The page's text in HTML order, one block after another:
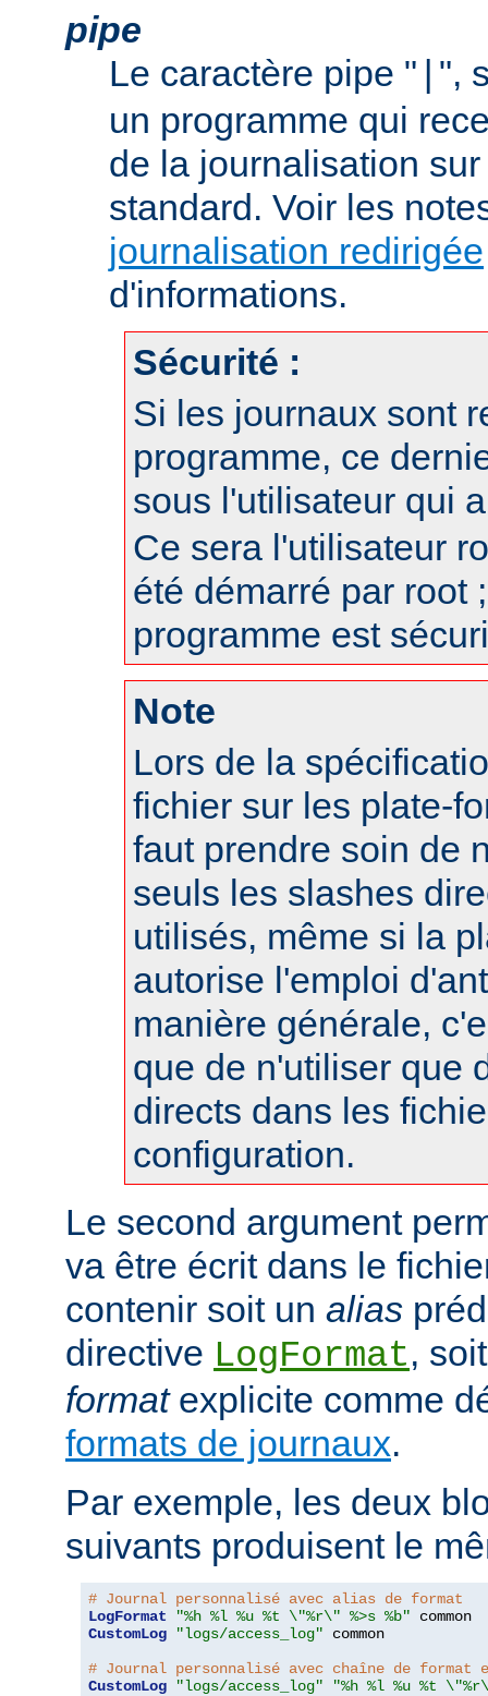
pipe
Le caractère pipe " ",
un programme qui
de la journalisation
standard. Voir les
journalisation redirigée
d'informations.
Sécurité :
Si les journaux sont
programme, ce
sous l'utilisateur qui
Ce sera l'utilisateur
été démarré par root
programme est
Note
Lors de la
fichier sur les plate-
faut prendre soin de
seuls les slashes
utilisés, même si la
autorise l'emploi
manière générale,
que de n'utiliser que
directs dans les
configuration.
Le second argument
va être écrit dans le
contenir soit un alias
directive LogFormat,
formatexplicite comme
formats de journaux.
Par exemple, les deux
suivants produisent le
# Journal personnalisé avec alias de format
LogFormat
"%h %l %u %t \"%r\" %>s %b"
CustomLog
"logs/access_log" common
# Journal personnalisé avec chaîne de format
CustomLog
"logs/access_log" "%h %l %u %t